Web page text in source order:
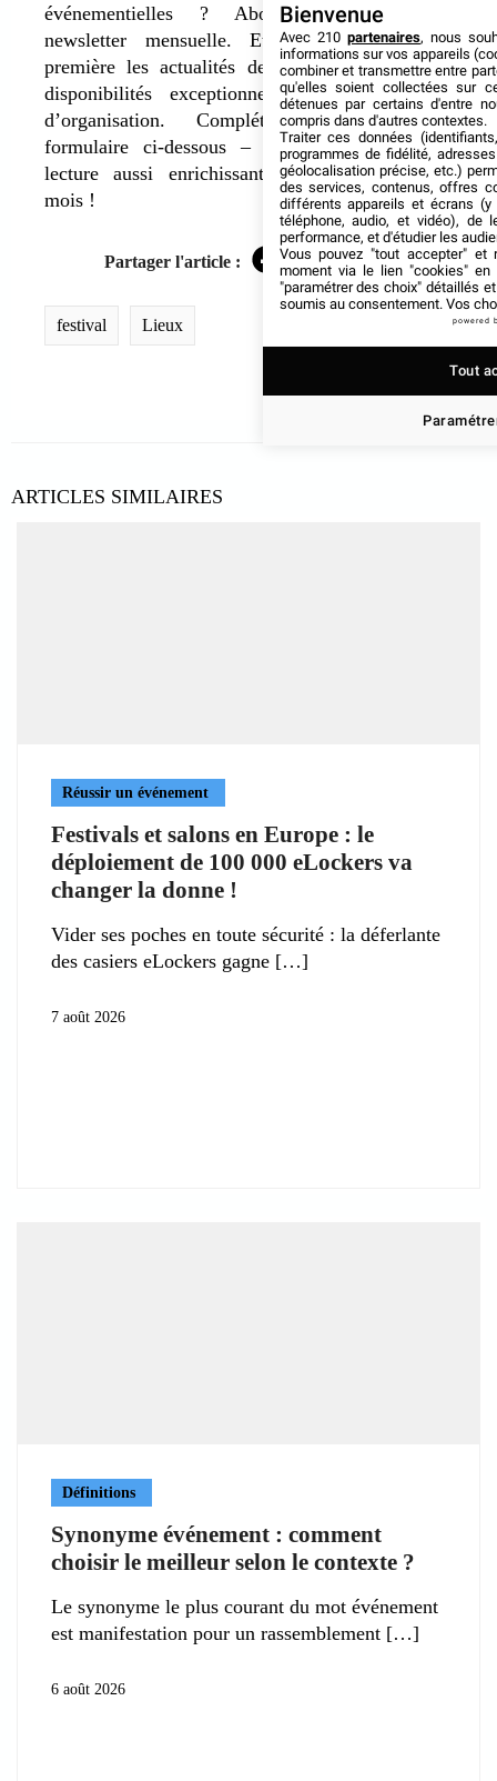
événementielles ? Abonnez-vous à notre
newsletter mensuelle. Et recevez en avant-
première les actualités des nouveaux lieux, les
disponibilités exceptionnelles et nos conseils
d’organisation. Complétez simplement le
formulaire ci-dessous – je vous promets une
lecture aussi enrichissante qu’agréable chaque
mois !
Partager l'article : Facebook
TwitterLinkedIn
festival Lieux
ARTICLES SIMILAIRES
Réussir un événement
Festivals et salons en Europe : le
déploiement de 100 000 eLockers va
changer la donne !
Vider ses poches en toute sécurité : la déferlante
des casiers eLockers gagne
7 août 2026
Définitions
Synonyme événement : comment
choisir le meilleur selon le contexte ?
Le synonyme le plus courant du mot événement
est manifestation pour un rassemblement
6 août 2026
Bienvenue
Avec 210 partenaires, nous
informations sur vos appareils
combiner et transmettre entre
qu'elles soient collectées sur
détenues par certains d'entre
compris dans d'autres contextes.
Traiter ces données
programmes de fidélité,
géolocalisation précise, etc.)
des services, contenus, offres
différents appareils et écrans (y
téléphone, audio, et vidéo), de
performance, et d'étudier les
Vous pouvez "tout accepter" et
moment via le lien "cookies" en
"paramétrer des choix" détaillés
soumis au consentement. Vos
powered
Tout